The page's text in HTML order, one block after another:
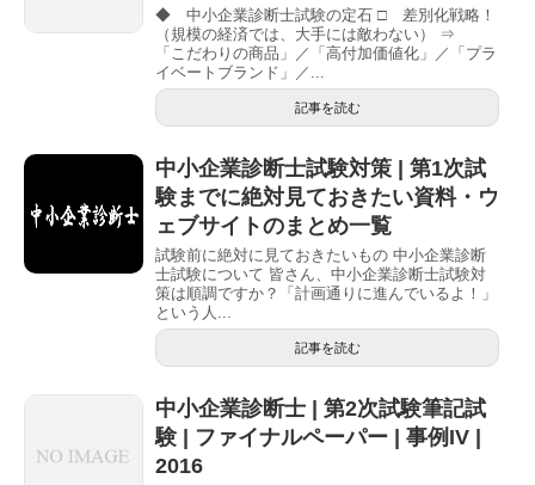
◆ 中小企業診断士試験の定石 □ 差別化戦略！
（規模の経済では、大手には敵わない） ⇒
「こだわりの商品」／「高付加価値化」／「プラ
イベートブランド」／...
記事を読む
中小企業診断士試験対策 | 第1次試
験までに絶対見ておきたい資料・ウ
ェブサイトのまとめ一覧
試験前に絶対に見ておきたいもの 中小企業診断
士試験について 皆さん、中小企業診断士試験対
策は順調ですか？「計画通りに進んでいるよ！」
という人...
記事を読む
中小企業診断士 | 第2次試験筆記試
験 | ファイナルペーパー | 事例IV |
2016